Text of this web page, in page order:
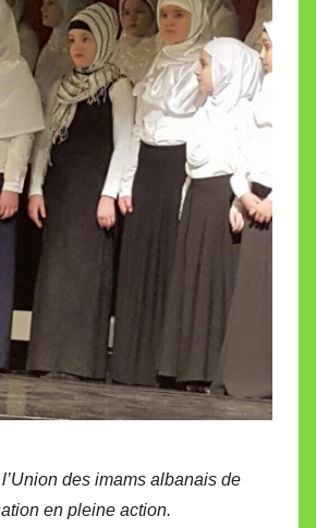
a
t
t
e
des imams albanais de
en pleine action.